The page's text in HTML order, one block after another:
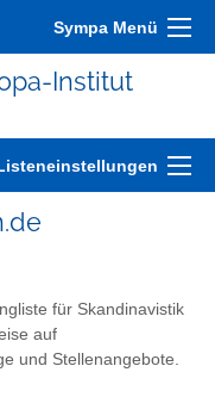
Sympa Menü
Institut
für Skandinavistik
auf
und Stellenangebote.